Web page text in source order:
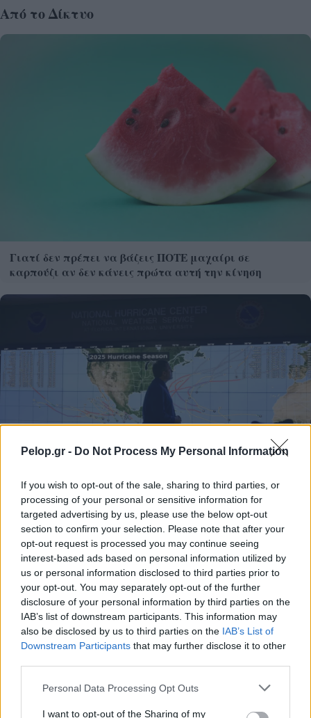
Pelop.gr - Do Not Process My Personal Information
If you wish to opt-out of the sale, sharing to third parties, or
processing of your personal or sensitive information for
targeted advertising by us, please use the below opt-out
section to confirm your selection. Please note that after your
opt-out request is processed you may continue seeing
interest-based ads based on personal information utilized by
us or personal information disclosed to third parties prior to
your opt-out. You may separately opt-out of the further
disclosure of your personal information by third parties on the
IAB’s list of downstream participants. This information may
also be disclosed by us to third parties on the IAB’s List of
Downstream Participants that may further disclose it to other
Please note that this website/app uses one or more Google
not limited to your visit or usage behaviour. You may click to
Personal Data Processing Opt Outs
I want to opt-out of the Sharing of my
Από το Δίκτυο
Γιατί δεν πρέπει να βάζεις ΠΟΤΕ μαχαίρι σε
καρπούζι αν δεν κάνεις πρώτα αυτή την κίνηση
Δέκα χρόνια προόδου με ένα μοντέλο ΑΙ – η ανακάλυψη
της Google DeepMind